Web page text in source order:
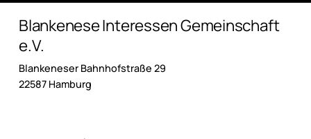
Blankenese Interessen Gemeinschaft
e.V.
Blankeneser Bahnhofstraße 29
22587 Hamburg